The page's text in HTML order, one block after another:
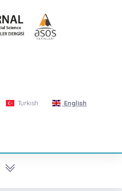
Turkish English